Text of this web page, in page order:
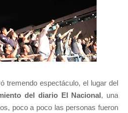
tremendo espectáculo, el lugar del
del diario El Nacional, una
poco a poco las personas fueron